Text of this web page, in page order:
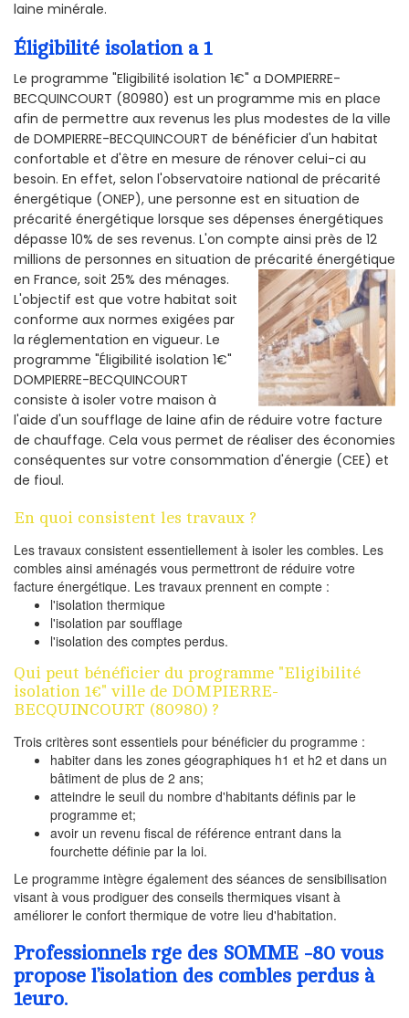
laine minérale.
Éligibilité isolation a 1
Le programme "Eligibilité isolation 1€" a DOMPIERRE-
BECQUINCOURT (80980) est un programme mis en place
afin de permettre aux revenus les plus modestes de la ville
de DOMPIERRE-BECQUINCOURT de bénéficier d'un habitat
confortable et d'être en mesure de rénover celui-ci au
besoin. En effet, selon l'observatoire national de précarité
énergétique (ONEP), une personne est en situation de
précarité énergétique lorsque ses dépenses énergétiques
dépasse 10% de ses revenus. L'on compte ainsi près de 12
millions de personnes en situation de précarité énergétique
en France, soit 25% des ménages.
L'objectif est que votre habitat soit
conforme aux normes exigées par
la réglementation en vigueur. Le
programme "Éligibilité isolation 1€"
DOMPIERRE-BECQUINCOURT
consiste à isoler votre maison à
l'aide d'un soufflage de laine afin de réduire votre facture
de chauffage. Cela vous permet de réaliser des économies
conséquentes sur votre consommation d'énergie (CEE) et
de fioul.
En quoi consistent les travaux ?
Les travaux consistent essentiellement à isoler les combles. Les
combles ainsi aménagés vous permettront de réduire votre
facture énergétique. Les travaux prennent en compte :
l'isolation thermique
l'isolation par soufflage
l'isolation des comptes perdus.
Qui peut bénéficier du programme "Eligibilité
isolation 1€" ville de DOMPIERRE-
BECQUINCOURT (80980) ?
Trois critères sont essentiels pour bénéficier du programme :
habiter dans les zones géographiques h1 et h2 et dans un
bâtiment de plus de 2 ans;
atteindre le seuil du nombre d'habitants définis par le
programme et;
avoir un revenu fiscal de référence entrant dans la
fourchette définie par la loi.
Le programme intègre également des séances de sensibilisation
visant à vous prodiguer des conseils thermiques visant à
améliorer le confort thermique de votre lieu d'habitation.
Professionnels rge des SOMME -80 vous
propose l’isolation des combles perdus à
1euro.